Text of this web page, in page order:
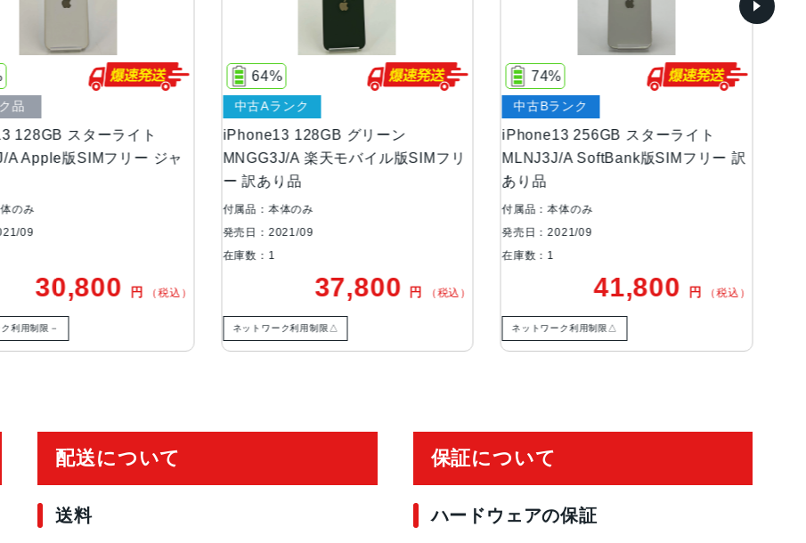
サイズ・重さ 146.7×71.5×7.65mm ・173g
液晶 6.1インチ（対角）オールスクリーンOLEDディスプレイ
防沫性能、耐水性
能、防塵性能
EC規格60529にもとづくIP68等級（最大水深6メートルで最大30分間）
デュアル12MPカメラシステム：広角、超広角カメラ広角：ƒ/1.6絞り値超広角：ƒ/2.
4絞り値と120°視野角2倍の光学ズームアウト最大5倍のデジタルズーム
12MPカメラƒ/2.2絞り値
TrueDepthカメラによる顔認識の有効化
発売日 2021年9月24日
iPhone13 128GB グリーン
MNGG3J/A 楽天モバイル版SIMフリ
付属品：本体のみ
発売日：2021/09
37,800
ネットワーク利用制限△
iPhone13 256GB スターライト
MLNJ3J/A SoftBank版SIMフリー 訳
付属品：本体のみ
発売日：2021/09
41,800
ネットワーク利用制限△
iPhone13 256GB ミッドナイト
MLNH3J/A SIMフリー 訳あり品
付属品：本体のみ
発売日：2021/09
43,000
ネットワーク利用制限－
配送について
送料
保証について
ハードウェアの保証